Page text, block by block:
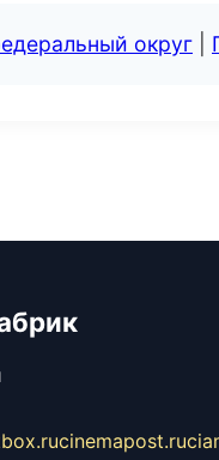
округ
cinemapost.ru